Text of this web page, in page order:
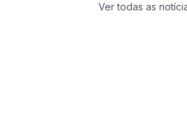
Ver todas as